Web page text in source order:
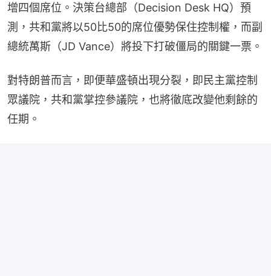
增四個席位。決策台總部（Decision Desk HQ）預
測，共和黨將以50比50的席位優勢保住控制權，而副
總統萬斯（JD Vance）將投下打破僵局的關鍵一票。
對特朗普而言，即便華盛頓出現分裂，即民主黨控制
眾議院，共和黨掌控參議院，也將徹底改變他剩餘的
任期。